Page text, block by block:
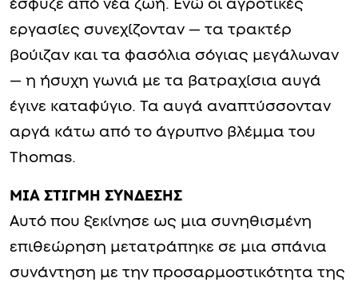
έσφυζε από νέα ζωή. Ενώ οι αγροτικές
εργασίες συνεχίζονταν — τα τρακτέρ
βούιζαν και τα φασόλια σόγιας μεγάλωναν
— η ήσυχη γωνιά με τα βατραχίσια αυγά
έγινε καταφύγιο. Τα αυγά αναπτύσσονταν
αργά κάτω από το άγρυπνο βλέμμα του
Thomas.
ΜΙΑ ΣΤΙΓΜΗ ΣΥΝΔΕΣΗΣ
Αυτό που ξεκίνησε ως μια συνηθισμένη
επιθεώρηση μετατράπηκε σε μια σπάνια
συνάντηση με την προσαρμοστικότητα της